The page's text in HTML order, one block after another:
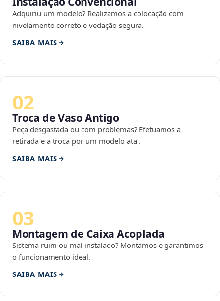
Adquiriu um modelo? Realizamos a colocação com
nivelamento correto e vedação segura.
SAIBA MAIS
02
Troca de Vaso Antigo
Peça desgastada ou com problemas? Efetuamos a
retirada e a troca por um modelo atal.
SAIBA MAIS
03
Montagem de Caixa Acoplada
Sistema ruim ou mal instalado? Montamos e garantimos
o funcionamento ideal.
SAIBA MAIS